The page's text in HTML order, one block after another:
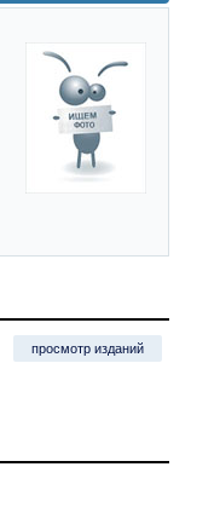
просмотр изданий